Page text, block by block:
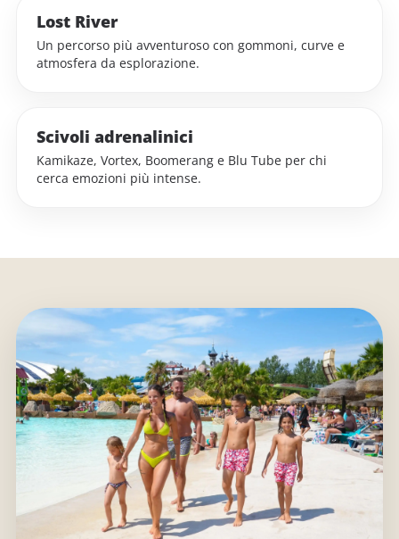
Lost River
Un percorso più avventuroso con gommoni, curve e
atmosfera da esplorazione.
Scivoli adrenalinici
Kamikaze, Vortex, Boomerang e Blu Tube per chi
cerca emozioni più intense.